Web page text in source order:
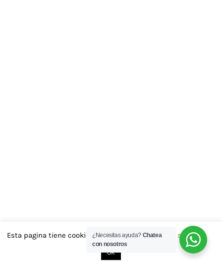
Esta pagina tiene cookies las aceptas..? Cookie settings
OK
¿Necesitas ayuda? Chatea
con nosotros